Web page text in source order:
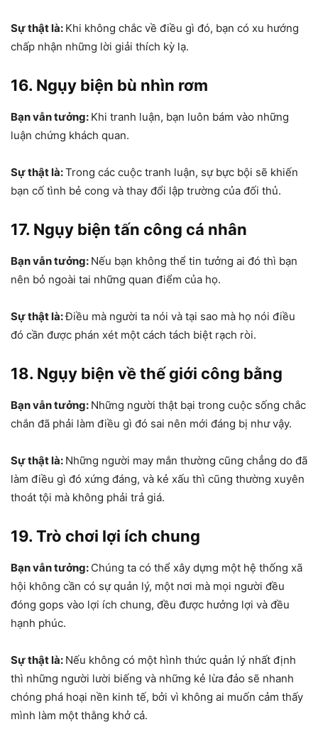
Sự thật là: Khi không chắc về điều gì đó, bạn có xu hướng
chấp nhận những lời giải thích kỳ lạ.
16. Ngụy biện bù nhìn rơm
Bạn vẫn tưởng: Khi tranh luận, bạn luôn bám vào những
luận chứng khách quan.
Sự thật là:Trong các cuộc tranh luận, sự bực bội sẽ khiến
bạn cố tình bẻ cong và thay đổi lập trường của đối thủ.
17. Ngụy biện tấn công cá nhân
Bạn vẫn tưởng: Nếu bạn không thể tin tưởng ai đó thì bạn
nên bỏ ngoài tai những quan điểm của họ.
Sự thật là:Điều mà người ta nói và tại sao mà họ nói điều
đó cần được phán xét một cách tách biệt rạch ròi.
18. Ngụy biện về thế giới công bằng
Bạn vẫn tưởng: Những người thật bại trong cuộc sống chắc
chắn đã phải làm điều gì đó sai nên mới đáng bị như vậy.
Sự thật là: Những người may mắn thường cũng chẳng do đã
làm điều gì đó xứng đáng, và kẻ xấu thì cũng thường xuyên
thoát tội mà không phải trả giá.
19. Trò chơi lợi ích chung
Bạn vẫn tưởng: Chúng ta có thể xây dựng một hệ thống xã
hội không cần có sự quản lý, một nơi mà mọi người đều
đóng gops vào lợi ích chung, đều được hưởng lợi và đều
hạnh phúc.
Sự thật là: Nếu không có một hình thức quản lý nhất định
thì những người lười biếng và những kẻ lừa đảo sẽ nhanh
chóng phá hoại nền kinh tế, bởi vì không ai muốn cảm thấy
mình làm một thằng khở cả.